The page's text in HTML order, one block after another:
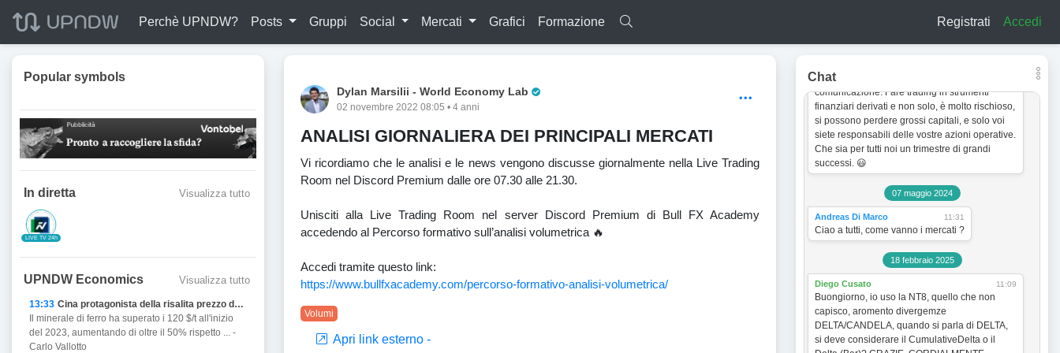
Perchè UPNDW? Posts Gruppi Social Mercati Grafici Formazione Registrati Accedi
Dylan Marsilii - World Economy Lab
02 novembre 2022 08:05 • 4 anni
ANALISI GIORNALIERA DEI PRINCIPALI MERCATI
Vi ricordiamo che le analisi e le news vengono discusse giornalmente nella Live Trading
Room nel Discord Premium dalle ore 07.30 alle 21.30.
Unisciti alla Live Trading Room nel server Discord Premium di Bull FX Academy
accedendo al Percorso formativo sull’analisi volumetrica 🔥
Accedi tramite questo link:
https://www.bullfxacademy.com/percorso-formativo-analisi-volumetrica/
Volumi
Apri link esterno -
Popular symbols
In diretta Visualizza tutto
LIVE TV 24h
UPNDW Economics Visualizza tutto
13:33
Cina protagonista della risalita prezzo del Ferro
Il minerale di ferro ha superato i 120 $/t all'inizio
del 2023, aumentando di oltre il 50% rispetto ... -
Carlo Vallotto
Chat
In quanto tale non vogliono incentivare in
cambiamento senza obbligo di preventiva
comunicazione. Fare trading in strumenti
finanziari derivati e non solo, è molto rischioso,
si possono perdere grossi capitali, e solo voi
siete responsabili delle vostre azioni operative.
Che sia per tutti noi un trimestre di grandi
successi. 😃
07 maggio 2024
Andreas Di Marco 11:31
Ciao a tutti, come vanno i mercati ?
18 febbraio 2025
Diego Cusato 11:09
Buongiorno, io uso la NT8, quello che non
capisco, aromento divergemze
DELTA/CANDELA, quando si parla di DELTA,
si deve considerare il CumulativeDelta o il